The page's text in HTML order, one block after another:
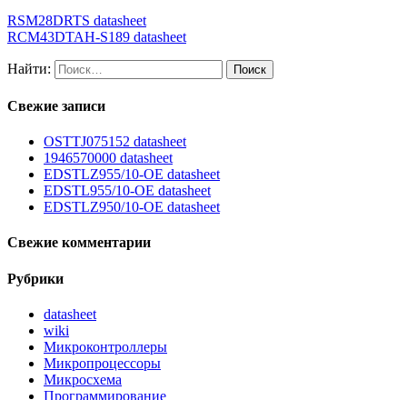
RSM28DRTS datasheet
RCM43DTAH-S189 datasheet
Найти:
Свежие записи
OSTTJ075152 datasheet
1946570000 datasheet
EDSTLZ955/10-OE datasheet
EDSTL955/10-OE datasheet
EDSTLZ950/10-OE datasheet
Свежие комментарии
Рубрики
datasheet
wiki
Микроконтроллеры
Микропроцессоры
Микросхема
Программирование